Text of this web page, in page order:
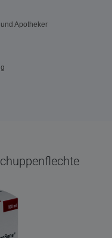
Apotheker